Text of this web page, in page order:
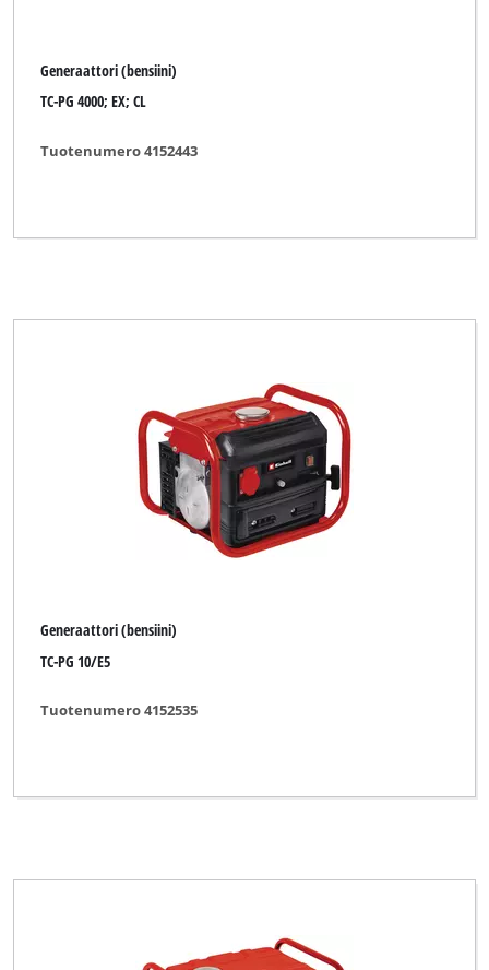
Generaattori (bensiini)
TC-PG 4000; EX; CL
Tuotenumero 4152443
Generaattori (bensiini)
TC-PG 10/E5
Tuotenumero 4152535